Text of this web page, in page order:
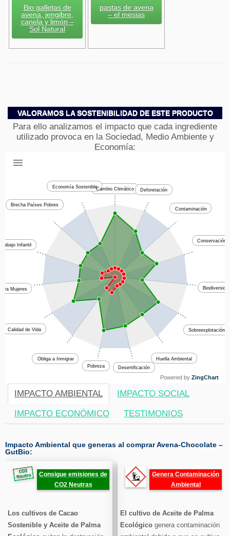
Bio galletas de
avena, jengibre,
canela y limón –
Sol Natural
pastas de avena
– el mesias
VALORAMOS LA SOSTENIBILIDAD DE ESTE PRODUCTO
Para ello analizamos el impacto que cada ingrediente
utilizado provoca en la Sociedad, Medio Ambiente y
Economía:
Cambio Climático Deforetación
Contaminación
Conservación
Sobreexplotación
Huella Ambiental
Desertificación
Pobreza
Obliga a Inmigrar
Calidad de Vida
Mujeres
Trabajo Infantil
Brecha Países Pobres
Economía Sostenible
Powered by ZingChart
IMPACTO AMBIENTAL IMPACTO SOCIAL
IMPACTO ECONÓMICO TESTIMONIOS
Impacto Ambiental que generas al comprar Avena-Chocolate –
GutBio:
Consigue emisiones de
CO2 Neutras
Los cultivos de Cacao
Sostenible y Aceite de Palma
Genera Contaminación
Ambiental
El cultivo de Aceite de Palma
Ecológico genera contaminación